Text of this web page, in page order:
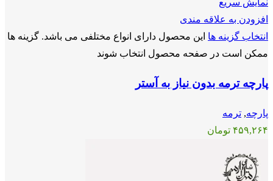
افزودن به علاقه مندی
انتخاب گزینه ها این محصول دارای انواع مختلفی می باشد. گزینه ها
ممکن است در صفحه محصول انتخاب شوند
پارچه ترمه بدون نیاز به آستر
پارچه, ترمه
۴۵۹,۲۶۴ تومان